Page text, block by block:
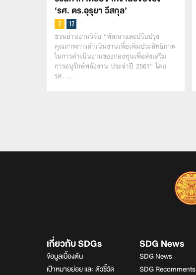
‘รศ. ดร.อุรุยา วีสกุล’
ชวนอ่านงานวิจัย “พัฒนาและปรับปรุง
คุณภาพการดำเนินงานเพื่อเพิ่มประสิทธิภาพ
ในการดำเนินงานของกองทุนเพื่อส่งเสริม
การอนุรักษ์พลังงาน ประจำปี 2561” โดย
รศ. …
เกี่ยวกับ SDGs
ข้อมูลเบื้องต้น
เป้าหมายย่อย และ ตัวชี้วัด
SDG News
SDG News
SDG Recomments